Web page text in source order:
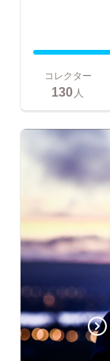
コレクター
130 人